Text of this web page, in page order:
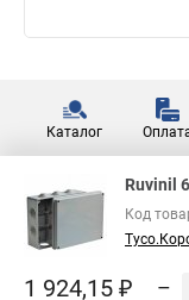
Каталог
Ruvinil
Код
1 924,15 ₽ –